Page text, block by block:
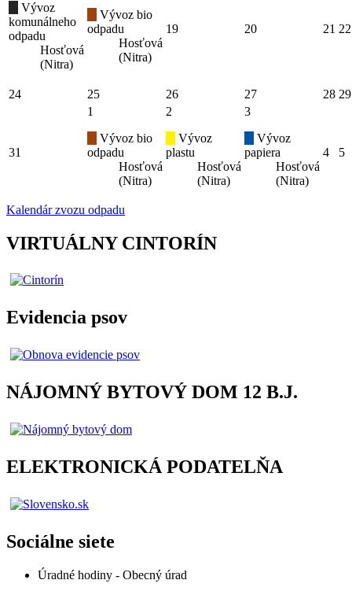
Vývoz
komunálneho
odpadu
Hosťová
(Nitra)
Vývoz bio
odpadu
Hosťová
(Nitra)
19 20 21 22
24 25 26 27 28 29
31
1
Vývoz bio
odpadu
Hosťová
(Nitra)
2
Vývoz
plastu
Hosťová
(Nitra)
3
Vývoz
papiera
Hosťová
(Nitra)
4 5
Kalendár zvozu odpadu
VIRTUÁLNY CINTORÍN
Evidencia psov
NÁJOMNÝ BYTOVÝ DOM 12 B.J.
ELEKTRONICKÁ PODATELŇA
Sociálne siete
Úradné hodiny - Obecný úrad